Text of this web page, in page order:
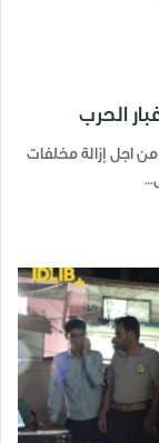
الحرب
اجل إزالة مخلفات